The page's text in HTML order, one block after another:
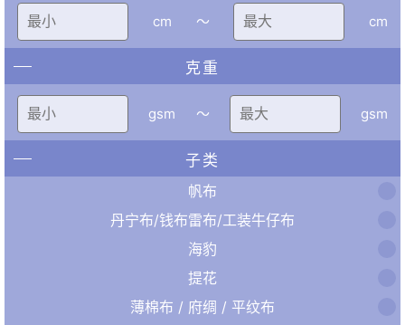
cm 〜 cm
克重
gsm 〜 gsm
子类
帆布
丹宁布/钱布雷布/工装牛仔布
海豹
提花
薄棉布 / 府绸 / 平纹布